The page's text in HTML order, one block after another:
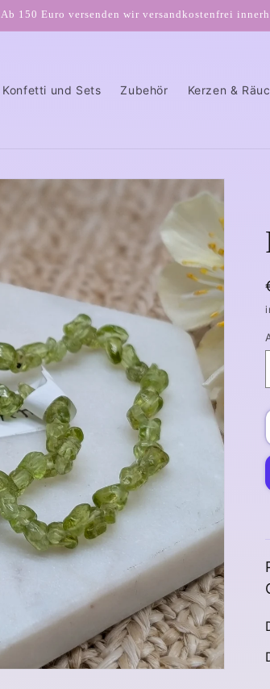
Ab 150 Euro versenden wir versandkostenfrei
Konfetti und Sets Zubehör Kerzen &